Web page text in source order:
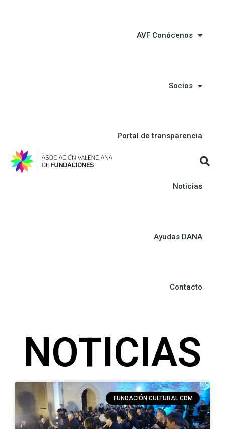
AVF Conócenos
Socios
Portal de transparencia
Noticias
Ayudas DANA
Contacto
NOTICIAS
FUNDACIÓN CULTURAL CDM